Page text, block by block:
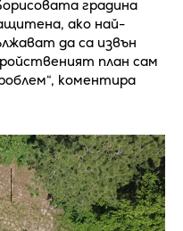
градина
ако най-
да са извън
план сам
коментира